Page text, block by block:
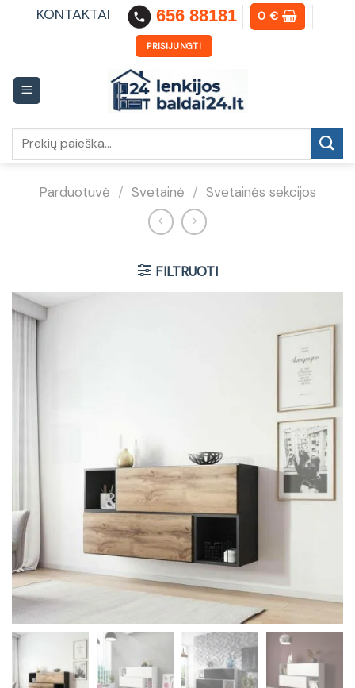
KONTAKTAI 656 88181 0€
PRISIJUNGTI
Parduotuvė / Svetainė / Svetainės sekcijos
FILTRUOTI